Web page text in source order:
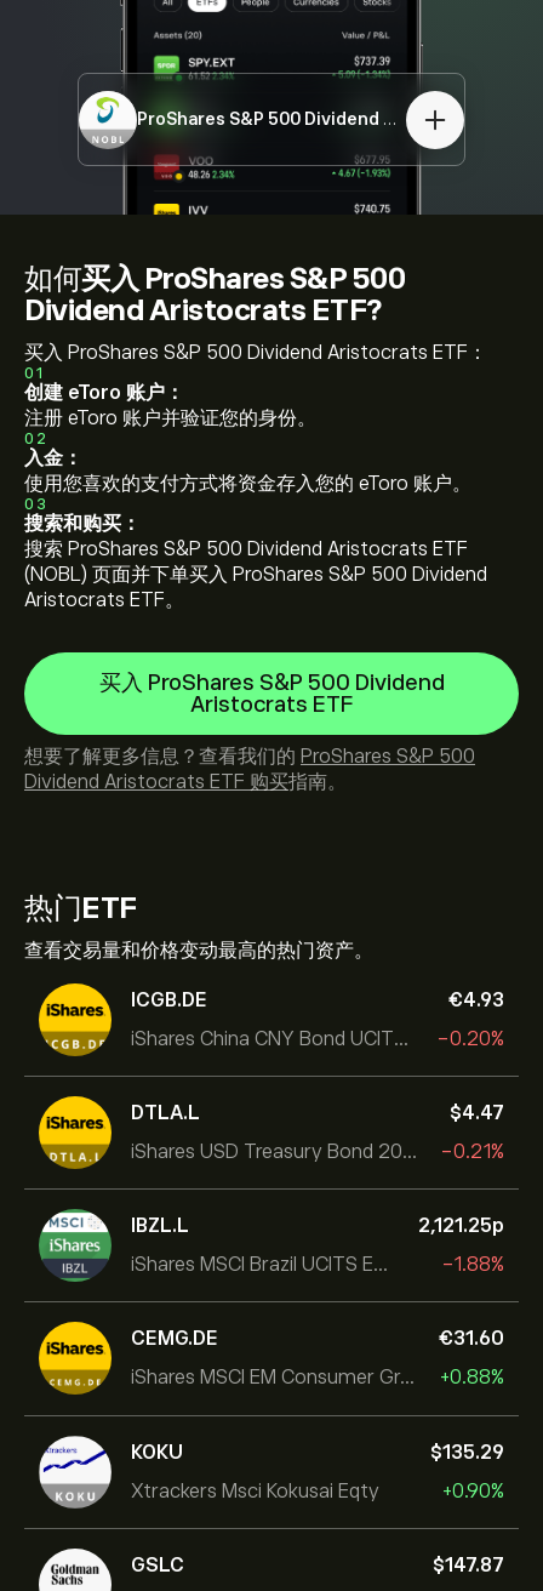
ProShares S&P 500 Dividend Aristocrats ETF
热门ETF
查看交易量和价格变动最高的热门资产。
ICGB.DE
iShares China CNY Bond UCITS ETF
‎€‎4.93
-0.20%
DTLA.L
iShares USD Treasury Bond 20+yr UCITS ETF
‎$‎4.47
-0.21%
IBZL.L
iShares MSCI Brazil UCITS ETF (Dist)
2,121.25‎p‎
-1.88%
CEMG.DE
iShares MSCI EM Consumer Growth UCITS ETF
‎€‎31.60
+0.88%
KOKU
Xtrackers Msci Kokusai Eqty
‎$‎135.29
+0.90%
GSLC
‎$‎147.87
如何买入 ProShares S&P 500
Dividend Aristocrats ETF?
买入 ProShares S&P 500 Dividend Aristocrats ETF：
01
创建 eToro 账户：
注册 eToro 账户并验证您的身份。
02
入金：
使用您喜欢的支付方式将资金存入您的 eToro 账户。
03
搜索和购买：
搜索 ProShares S&P 500 Dividend Aristocrats ETF
(NOBL) 页面并下单买入 ProShares S&P 500 Dividend
Aristocrats ETF。
买入 ProShares S&P 500 Dividend
Aristocrats ETF
想要了解更多信息？查看我们的 ProShares S&P 500
Dividend Aristocrats ETF 购买指南。